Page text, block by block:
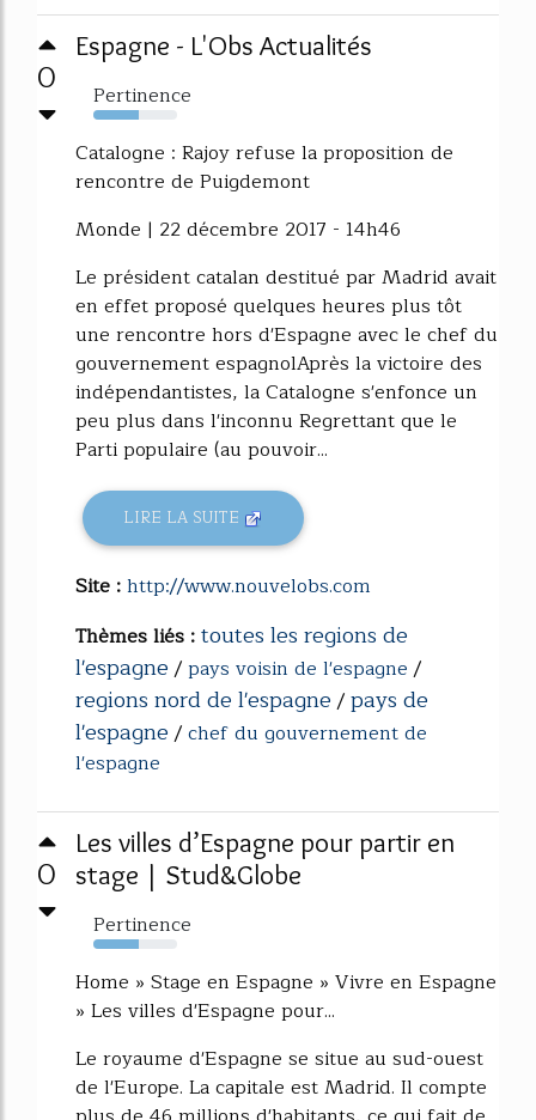
0
Espagne - L'Obs Actualités
Pertinence
54%
Catalogne : Rajoy refuse la proposition de
rencontre de Puigdemont
Monde | 22 décembre 2017 - 14h46
Le président catalan destitué par Madrid avait
en effet proposé quelques heures plus tôt
une rencontre hors d'Espagne avec le chef du
gouvernement espagnolAprès la victoire des
indépendantistes, la Catalogne s'enfonce un
peu plus dans l'inconnu Regrettant que le
Parti populaire (au pouvoir...
LIRE LA SUITE
Site :http://www.nouvelobs.com
Thèmes liés :toutes les regions de
l'espagne/pays voisin de l'espagne/
regions nord de l'espagne/pays de
l'espagne/chef du gouvernement de
l'espagne
0
Les villes d’Espagne pour partir en
stage | Stud&Globe
Pertinence
54%
Home » Stage en Espagne » Vivre en Espagne
» Les villes d'Espagne pour...
Le royaume d'Espagne se situe au sud-ouest
de l'Europe. La capitale est Madrid. Il compte